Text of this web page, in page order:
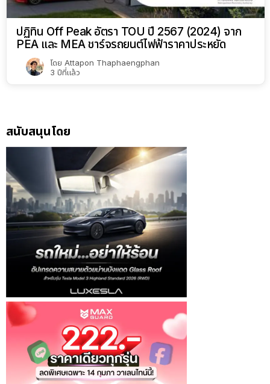
ปฏิทิน Off Peak อัตรา TOU ปี 2567 (2024) จาก
PEA และ MEA ชาร์จรถยนต์ไฟฟ้าราคาประหยัด
โดย Attapon Thaphaengphan
3 ปีที่แล้ว
สนับสนุนโดย